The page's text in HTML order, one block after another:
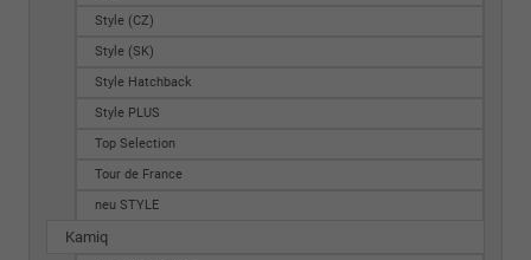
Style (CZ)
Style (SK)
Style Hatchback
Style PLUS
Top Selection
Tour de France
neu STYLE
Kamiq